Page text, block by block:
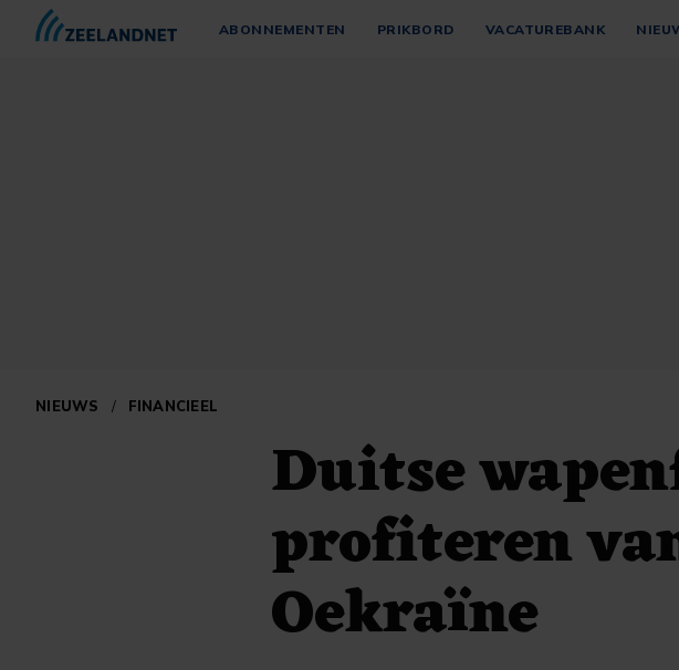
ABONNEMENTEN PRIKBORD VACATUREBANK
NIEUWS / FINANCIEEL
Duitse
profiteren
Oekraïne